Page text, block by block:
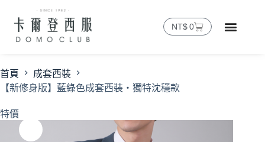
NT$ 0
首頁
成套西裝
【新修身版】藍綠色成套西裝・獨特沈穩款
特價